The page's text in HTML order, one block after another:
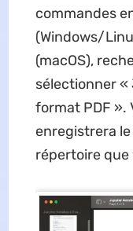
commandes
(Windows/
(macOS),
sélectionner
format PDF ».
enregistrera le
répertoire